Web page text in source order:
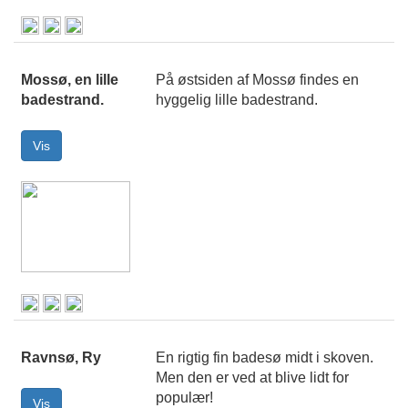
Mossø, en lille
badestrand.
På østsiden af Mossø findes en
hyggelig lille badestrand.
Ravnsø, Ry
En rigtig fin badesø midt i skoven.
Men den er ved at blive lidt for
populær!